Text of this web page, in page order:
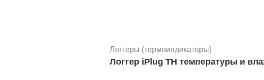
Логгеры (термоиндикаторы)
Логгер iPlug TH температуры и